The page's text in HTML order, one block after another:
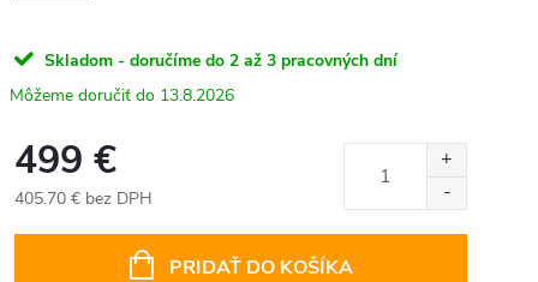
Skladom - doručíme do 2 až 3 pracovných dní
13.8.2026
499 €
405.70 € bez DPH
PRIDAŤ DO KOŠÍKA